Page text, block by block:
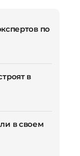
по
в
в своем